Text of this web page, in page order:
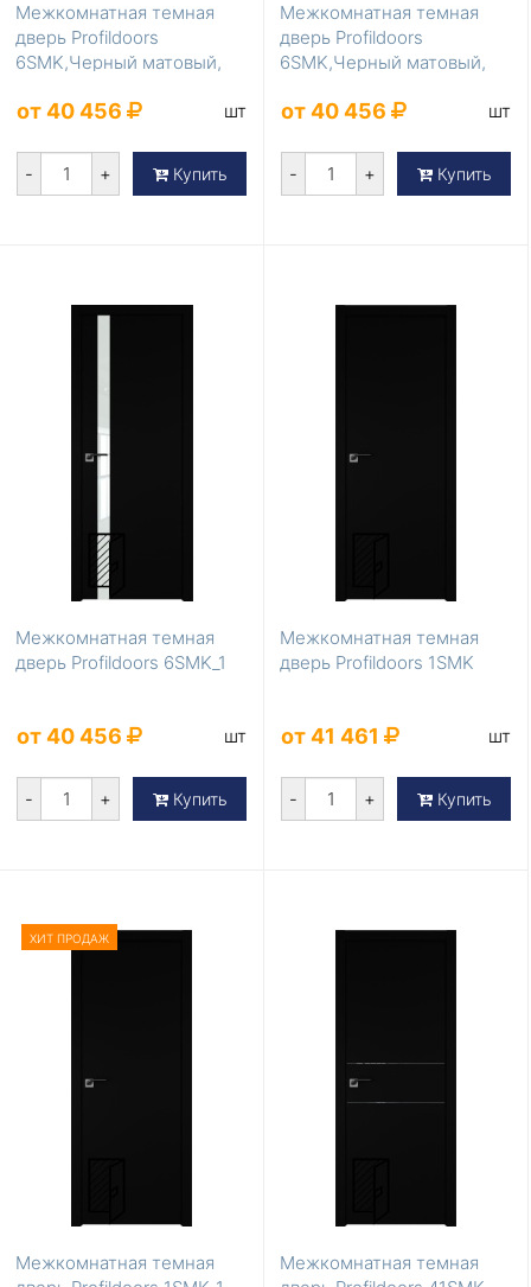
Межкомнатная темная
дверь Profildoors
6SMK,Черный матовый,
от 40 456 шт
- + Купить
Межкомнатная темная
дверь Profildoors
6SMK,Черный матовый,
от 40 456 шт
- + Купить
Межкомнатная темная
дверь Profildoors 6SMK_1
от 40 456 шт
- + Купить
Межкомнатная темная
дверь Profildoors 1SMK
от 41 461 шт
- + Купить
ХИТ ПРОДАЖ
Межкомнатная темная
Межкомнатная темная